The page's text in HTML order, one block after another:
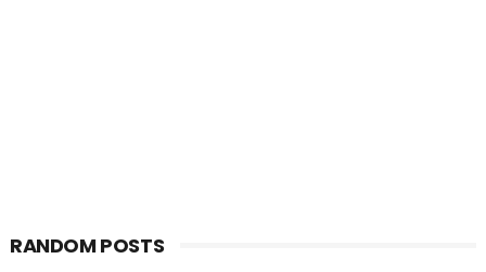
RANDOM POSTS